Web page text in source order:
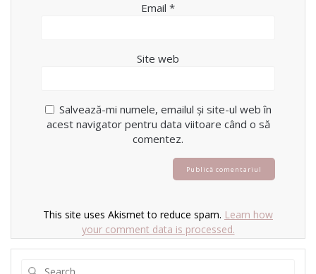
Email *
Site web
Salvează-mi numele, emailul și site-ul web în
acest navigator pentru data viitoare când o să
comentez.
This site uses Akismet to reduce spam. Learn how
your comment data is processed.